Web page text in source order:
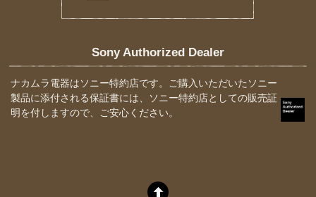
Sony Authorized Dealer
ナカムラ電器はソニー特約店です。ご購入いただいたソニー
製品に添付される保証書には、ソニー特約店としての販売証
明を付しますので、ご安心ください。